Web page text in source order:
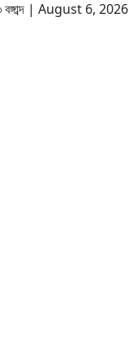
বঙ্গাব্দ | August 6, 2026